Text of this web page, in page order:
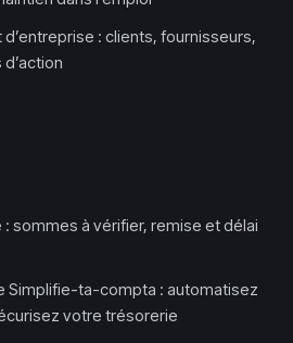
: clients, fournisseurs,
sommes à vérifier, remise et délai
Simplifie-ta-compta : automatisez
votre trésorerie